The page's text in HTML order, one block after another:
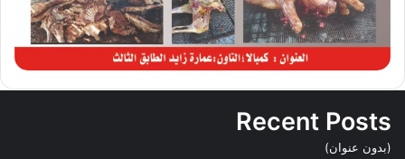
Recent Posts
(بدون عنوان)